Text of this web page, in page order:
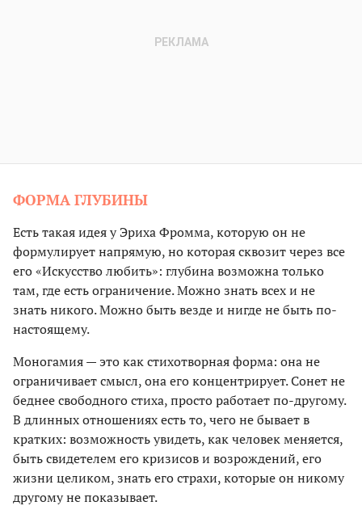
ФОРМА ГЛУБИНЫ
Есть такая идея у Эриха Фромма, которую он не
формулирует напрямую, но которая сквозит через все
его «Искусство любить»: глубина возможна только
там, где есть ограничение. Можно знать всех и не
знать никого. Можно быть везде и нигде не быть по-
настоящему.
Моногамия — это как стихотворная форма: она не
ограничивает смысл, она его концентрирует. Сонет не
беднее свободного стиха, просто работает по-другому.
В длинных отношениях есть то, чего не бывает в
кратких: возможность увидеть, как человек меняется,
быть свидетелем его кризисов и возрождений, его
жизни целиком, знать его страхи, которые он никому
другому не показывает.